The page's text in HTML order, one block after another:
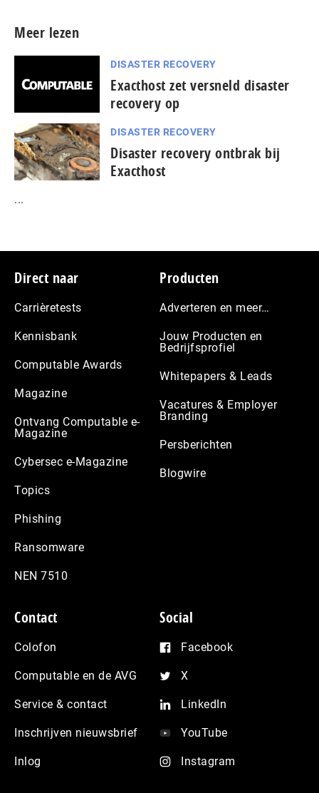
Meer lezen
DISASTER RECOVERY
Exacthost zet versneld disaster
recovery op
DISASTER RECOVERY
Disaster recovery ontbrak bij
Exacthost
...
Footer
Direct naar
Carrièretests
Kennisbank
Computable Awards
Magazine
Ontvang Computable e-
Magazine
Cybersec e-Magazine
Topics
Phishing
Ransomware
NEN 7510
Producten
Adverteren en meer…
Jouw Producten en
Bedrijfsprofiel
Whitepapers & Leads
Vacatures & Employer
Branding
Persberichten
Blogwire
Contact
Colofon
Computable en de AVG
Service & contact
Inschrijven nieuwsbrief
Inlog
Social
Facebook
X
LinkedIn
YouTube
Instagram